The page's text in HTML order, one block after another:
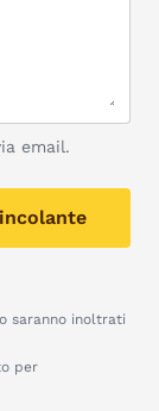
email.
saranno inoltrati
per